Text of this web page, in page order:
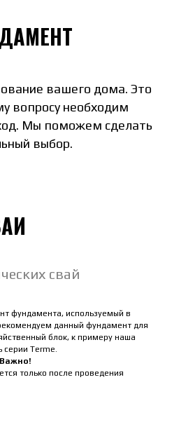
вашего дома. Это
вопросу необходим
Мы поможем сделать
выбор.
свай
фундамента, используемый в
данный фундамент для
блок, к примеру наша
серии Terme.
Важно!
только после проведения